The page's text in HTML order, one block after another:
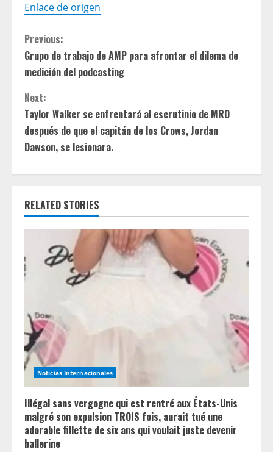
Enlace de origen
C
o
n
t
i
n
u
e
e
d
i
n
g
Previous:
Grupo de trabajo de AMP para afrontar el dilema de
medición del podcasting
Next:
Taylor Walker se enfrentará al escrutinio de MRO
después de que el capitán de los Crows, Jordan
Dawson, se lesionara.
RELATED STORIES
Noticias Internacionales
Illégal sans vergogne qui est rentré aux États-Unis
malgré son expulsion TROIS fois, aurait tué une
adorable fillette de six ans qui voulait juste devenir
ballerine